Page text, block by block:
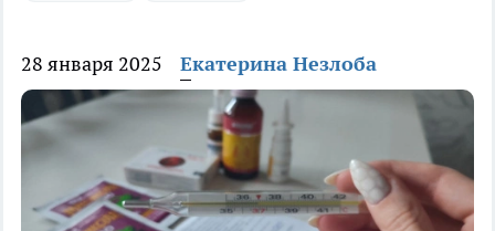
28 января 2025 Екатерина Незлоба